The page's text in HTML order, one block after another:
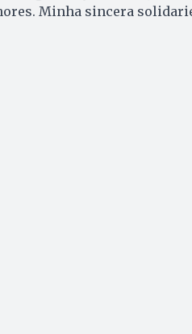
Minha sincera